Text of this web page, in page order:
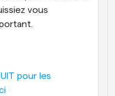
vous
pour les